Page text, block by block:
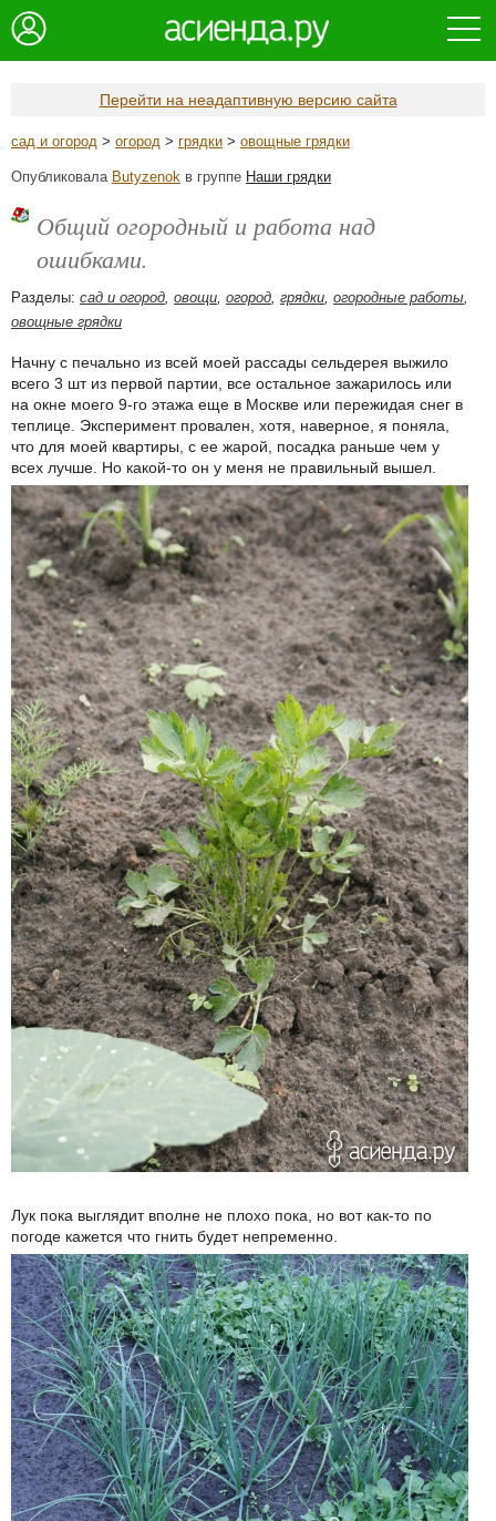
Перейти на неадаптивную версию сайта
сад и огород > огород > грядки > овощные грядки
Опубликовала Butyzenok в группе Наши грядки
Общий огородный и работа над
ошибками.
Разделы: сад и огород, овощи, огород, грядки, огородные работы,
овощные грядки
Начну с печально из всей моей рассады сельдерея выжило
всего 3 шт из первой партии, все остальное зажарилось или
на окне моего 9-го этажа еще в Москве или пережидая снег в
теплице. Эксперимент провален, хотя, наверное, я поняла,
что для моей квартиры, с ее жарой, посадка раньше чем у
всех лучше. Но какой-то он у меня не правильный вышел.
Лук пока выглядит вполне не плохо пока, но вот как-то по
погоде кажется что гнить будет непременно.